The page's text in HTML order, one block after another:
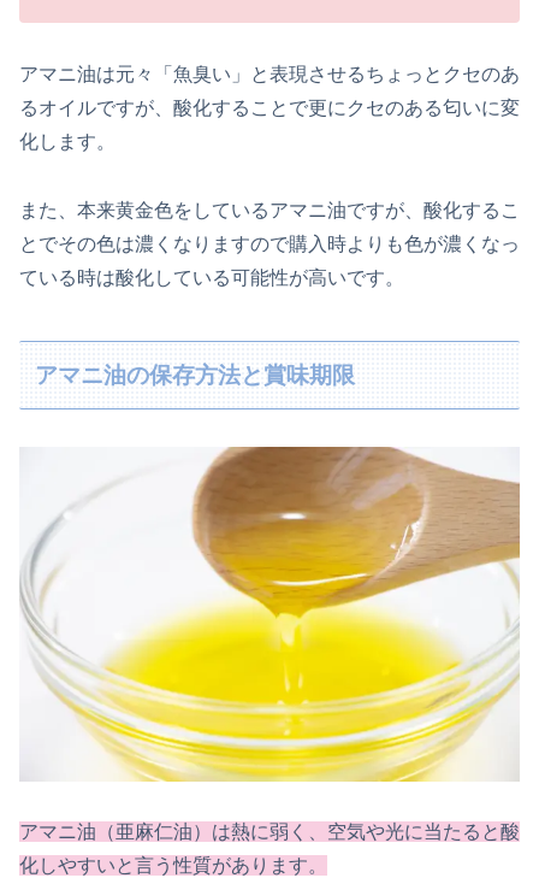
アマニ油は元々「魚臭い」と表現させるちょっとクセのあ
るオイルですが、酸化することで更にクセのある匂いに変
化します。
また、本来黄金色をしているアマニ油ですが、酸化するこ
とでその色は濃くなりますので購入時よりも色が濃くなっ
ている時は酸化している可能性が高いです。
アマニ油の保存方法と賞味期限
アマニ油（亜麻仁油）は熱に弱く、空気や光に当たると酸
化しやすいと言う性質があります。